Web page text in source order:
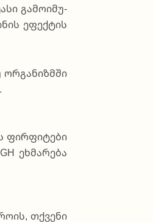
გა­მო­ი­მუ­
ეფექ­ტის
ფირ­ფი­ტე­ბი
ეხმა­რე­ბა
თქვე­ნი